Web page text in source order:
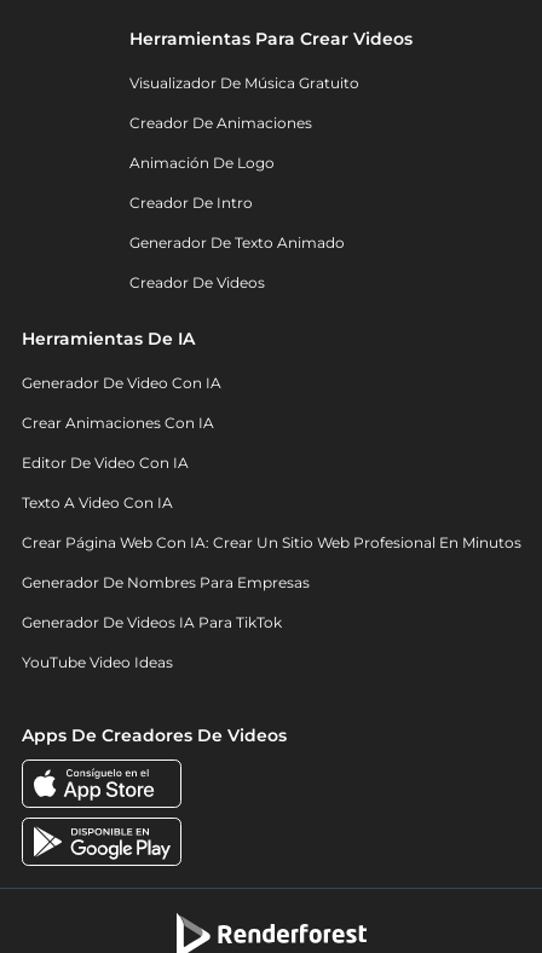
Herramientas Para Crear Videos
Visualizador De Música Gratuito
Creador De Animaciones
Animación De Logo
Creador De Intro
Generador De Texto Animado
Creador De Videos
Herramientas De IA
Generador De Video Con IA
Crear Animaciones Con IA
Editor De Video Con IA
Texto A Video Con IA
Crear Página Web Con IA: Crear Un Sitio Web Profesional En Minutos
Generador De Nombres Para Empresas
Generador De Videos IA Para TikTok
YouTube Video Ideas
Apps De Creadores De Videos